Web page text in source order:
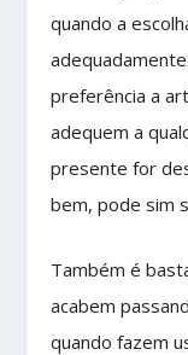
quando a
preferência a
adequem a
presente for
bem, pode sim
Também é
acabem
quando fazem